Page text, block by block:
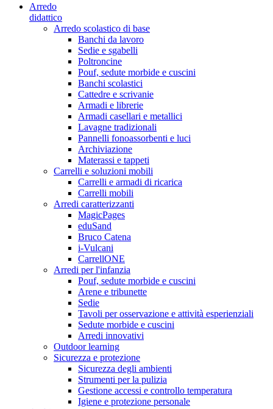
Arredo
didattico
Arredo scolastico di base
Banchi da lavoro
Sedie e sgabelli
Poltroncine
Pouf, sedute morbide e cuscini
Banchi scolastici
Cattedre e scrivanie
Armadi e librerie
Armadi casellari e metallici
Lavagne tradizionali
Pannelli fonoassorbenti e luci
Archiviazione
Materassi e tappeti
Carrelli e soluzioni mobili
Carrelli e armadi di ricarica
Carrelli mobili
Arredi caratterizzanti
MagicPages
eduSand
Bruco Catena
i-Vulcani
CarrellONE
Arredi per l'infanzia
Pouf, sedute morbide e cuscini
Arene e tribunette
Sedie
Tavoli per osservazione e attività esperienziali
Sedute morbide e cuscini
Arredi innovativi
Outdoor learning
Sicurezza e protezione
Sicurezza degli ambienti
Strumenti per la pulizia
Gestione accessi e controllo temperatura
Igiene e protezione personale